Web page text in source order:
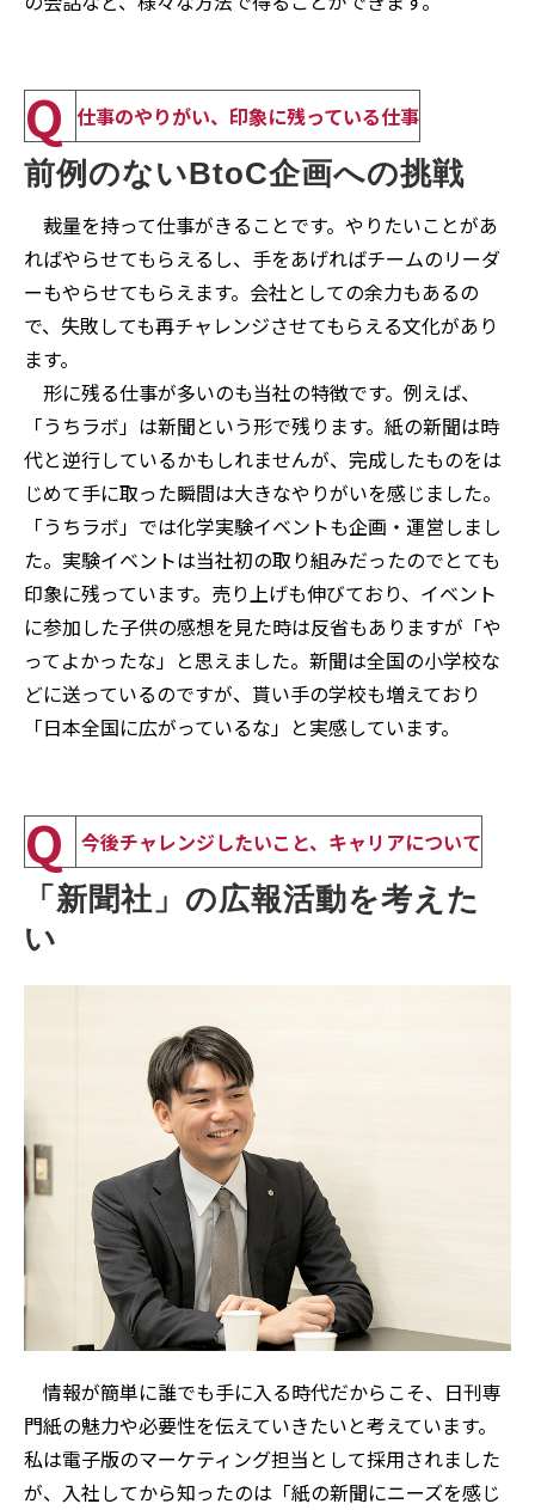
Q 仕事のやりがい、印象に残っている仕事
前例のないBtoC企画への挑戦
裁量を持って仕事がきることです。やりたいことがあ
ればやらせてもらえるし、手をあげればチームのリーダ
ーもやらせてもらえます。会社としての余力もあるの
で、失敗しても再チャレンジさせてもらえる文化があり
ます。
形に残る仕事が多いのも当社の特徴です。例えば、
「うちラボ」は新聞という形で残ります。紙の新聞は時
代と逆行しているかもしれませんが、完成したものをは
じめて手に取った瞬間は大きなやりがいを感じました。
「うちラボ」では化学実験イベントも企画・運営しまし
た。実験イベントは当社初の取り組みだったのでとても
印象に残っています。売り上げも伸びており、イベント
に参加した子供の感想を見た時は反省もありますが「や
ってよかったな」と思えました。新聞は全国の小学校な
どに送っているのですが、貰い手の学校も増えており
「日本全国に広がっているな」と実感しています。
Q 今後チャレンジしたいこと、キャリアについて
「新聞社」の広報活動を考えた
い
情報が簡単に誰でも手に入る時代だからこそ、日刊専
門紙の魅力や必要性を伝えていきたいと考えています。
私は電子版のマーケティング担当として採用されました
が、入社してから知ったのは「紙の新聞にニーズを感じ